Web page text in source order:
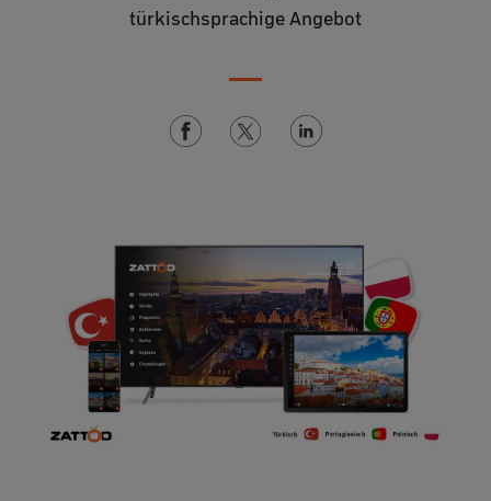
türkischsprachige Angebot